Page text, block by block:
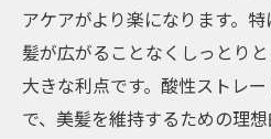
アケアがより楽になります。特
髪が広がることなくしっとり
大きな利点です。酸性ストレ
で、美髪を維持するための理想